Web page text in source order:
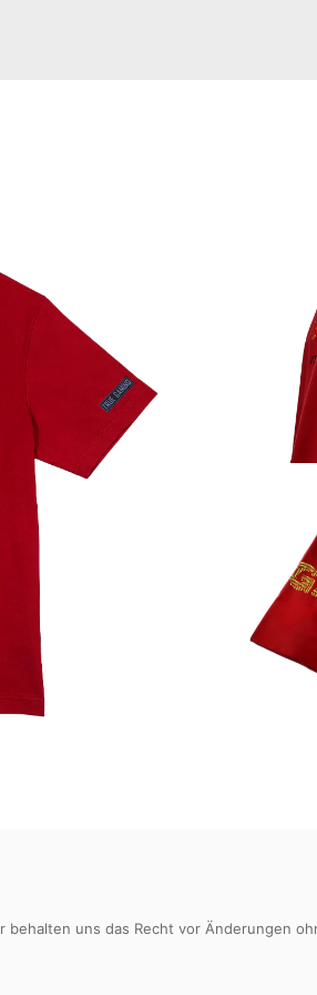
uns das Recht vor Änderungen